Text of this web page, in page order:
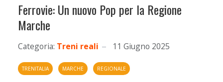
Ferrovie: Un nuovo Pop per la Regione
Marche
Categoria: Treni reali 11 Giugno 2025
TRENITALIA MARCHE REGIONALE